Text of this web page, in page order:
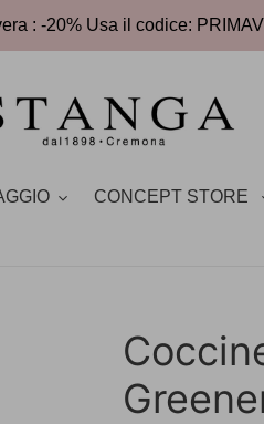
: -20% Usa il codice:
CONCEPT STORE